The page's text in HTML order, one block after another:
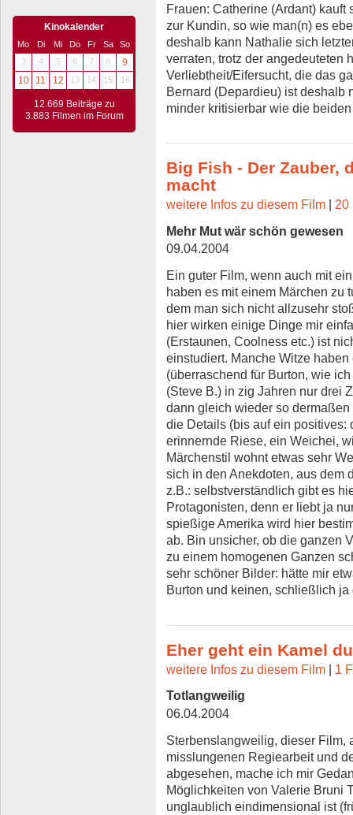
Kinokalender
Mo Di Mi Do Fr Sa
So
3
4 5 6 7 8
9
10
11 12 13 14 15 16
12.669 Beiträge zu
3.883 Filmen im Forum
Frauen: Catherine (Ardant)
zur Kundin, so wie man(n) es
deshalb kann Nathalie sich
verraten, trotz der angedeuteten
Verliebtheit/Eifersucht, die das
Bernard (Depardieu) ist deshalb
minder kritisierbar wie die
Big Fish - Der Zauber,
macht
weitere Infos zu diesem Film
20
Mehr Mut wär schön gewesen
09.04.2004
Ein guter Film, wenn auch mit
haben es mit einem Märchen zu
dem man sich nicht allzusehr
hier wirken einige Dinge mir
(Erstaunen, Coolness etc.) ist
einstudiert. Manche Witze
(überraschend für Burton, wie
(Steve B.) in zig Jahren nur drei
dann gleich wieder so
die Details (bis auf ein positives:
erinnernde Riese, ein Weichei,
Märchenstil wohnt etwas sehr
sich in den Anekdoten, aus dem
z.B.: selbstverständlich gibt es
Protagonisten, denn er liebt ja
spießige Amerika wird hier
ab. Bin unsicher, ob die ganzen
zu einem homogenen Ganzen
sehr schöner Bilder: hätte mir
Burton und keinen, schließlich
Eher geht ein Kamel
weitere Infos zu diesem Film | 1
Totlangweilig
06.04.2004
Sterbenslangweilig, dieser Film,
misslungenen Regiearbeit und
abgesehen, mache ich mir
Möglichkeiten von Valerie Bruni
unglaublich eindimensional ist